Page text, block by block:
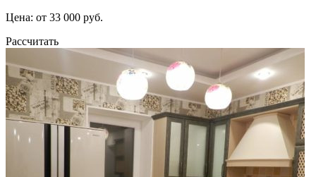
Цена: от 33 000 руб.
Рассчитать